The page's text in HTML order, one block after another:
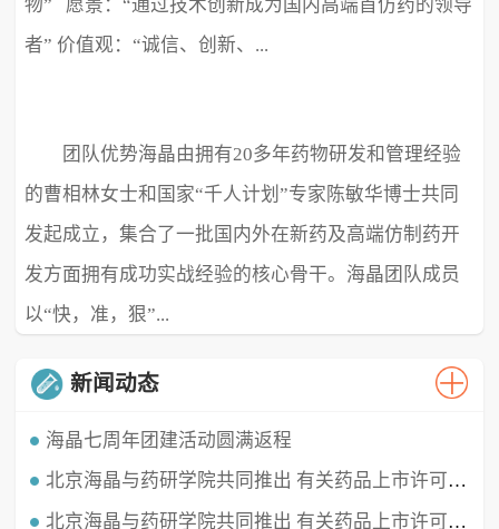
物” 愿景：“通过技术创新成为国内高端首仿药的领导
者” 价值观：“诚信、创新、...
极致、超越” ...
团队优势海晶由拥有20多年药物研发和管理经验
的曹相林女士和国家“千人计划”专家陈敏华博士共同
发起成立，集合了一批国内外在新药及高端仿制药开
发方面拥有成功实战经验的核心骨干。海晶团队成员
以“快，准，狠”...
新闻动态
海晶七周年团建活动圆满返程
时光穿梭，白驹过隙，海晶已经七周岁啦！这七年我们携手同行，履践致远，砥砺深耕。值此海晶周年庆典之北京海晶与药研学院共同推出 有关药品上市许可持有人（MAH）的直播课程
北京海晶生物医药科技有限公司董事长兼总经理曹相林女士再次受邀做客药研学院直播间，对药品上市许可持有
北京海晶与药研学院共同推出 有关药品上市许可持有人（MAH）的直播课程